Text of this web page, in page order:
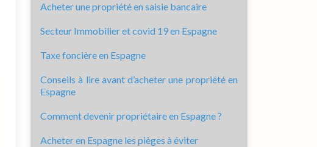
Acheter une propriété en saisie bancaire
Secteur Immobilier et covid 19 en Espagne
Taxe foncière en Espagne
Conseils à lire avant d’acheter une propriété en
Espagne
Comment devenir propriétaire en Espagne ?
Acheter en Espagne les pièges à éviter